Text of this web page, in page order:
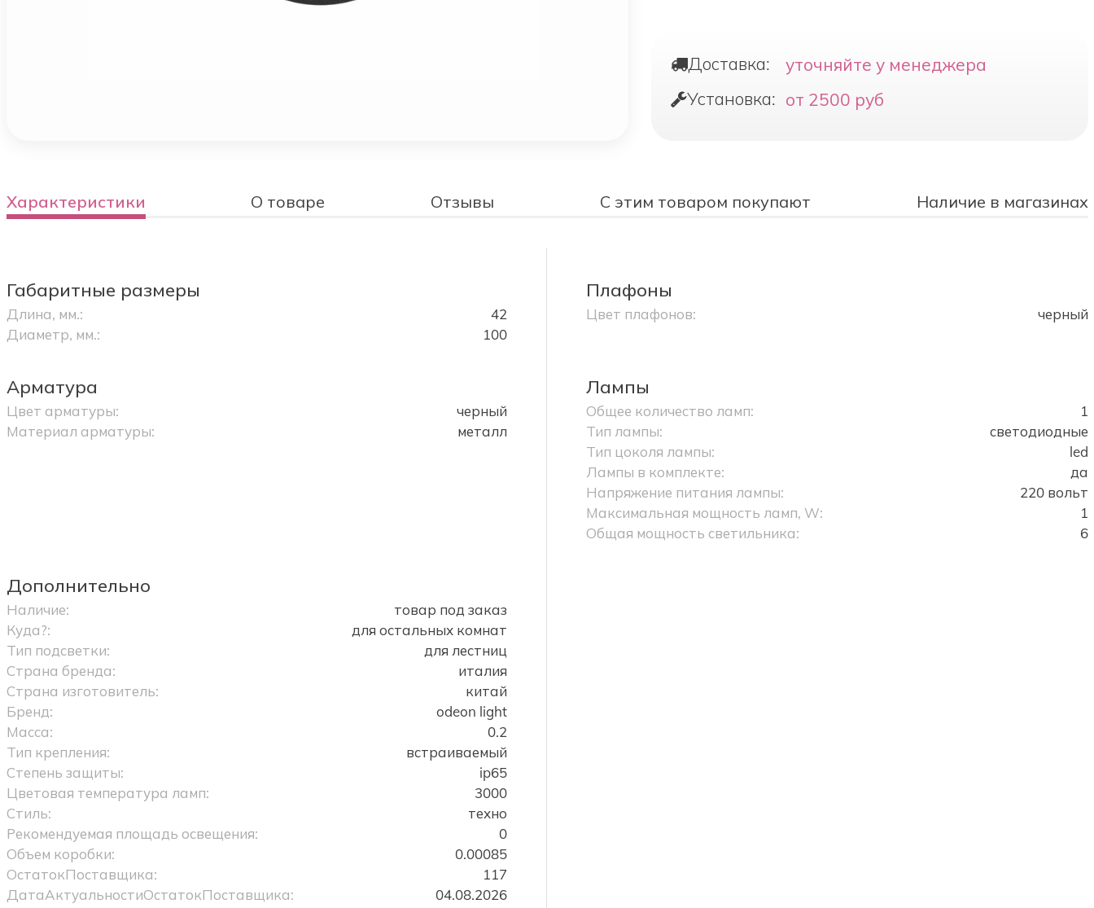
Доставка:
уточняйте у менеджера
Установка: от 2500 руб
Характеристики О товаре Отзывы С этим товаром покупают Наличие в магазинах
Габаритные размеры
Длина, мм.:
42
Диаметр, мм.:
100
Плафоны
Цвет плафонов: черный
Арматура
Цвет арматуры:
черный
Материал арматуры:
металл
Лампы
Общее количество ламп:
1
Тип лампы:
светодиодные
Тип цоколя лампы:
led
Лампы в комплекте:
да
Напряжение питания лампы:
220 вольт
Максимальная мощность ламп, W:
1
Общая мощность светильника:
6
Дополнительно
Наличие:
товар под заказ
Куда?:
для остальных комнат
Тип подсветки:
для лестниц
Страна бренда:
италия
Страна изготовитель:
китай
Бренд:
odeon light
Масса:
0.2
Тип крепления:
встраиваемый
Степень защиты:
ip65
Цветовая температура ламп:
3000
Стиль:
техно
Рекомендуемая площадь освещения:
0
Объем коробки:
0.00085
ОстатокПоставщика:
117
ДатаАктуальностиОстатокПоставщика:
04.08.2026